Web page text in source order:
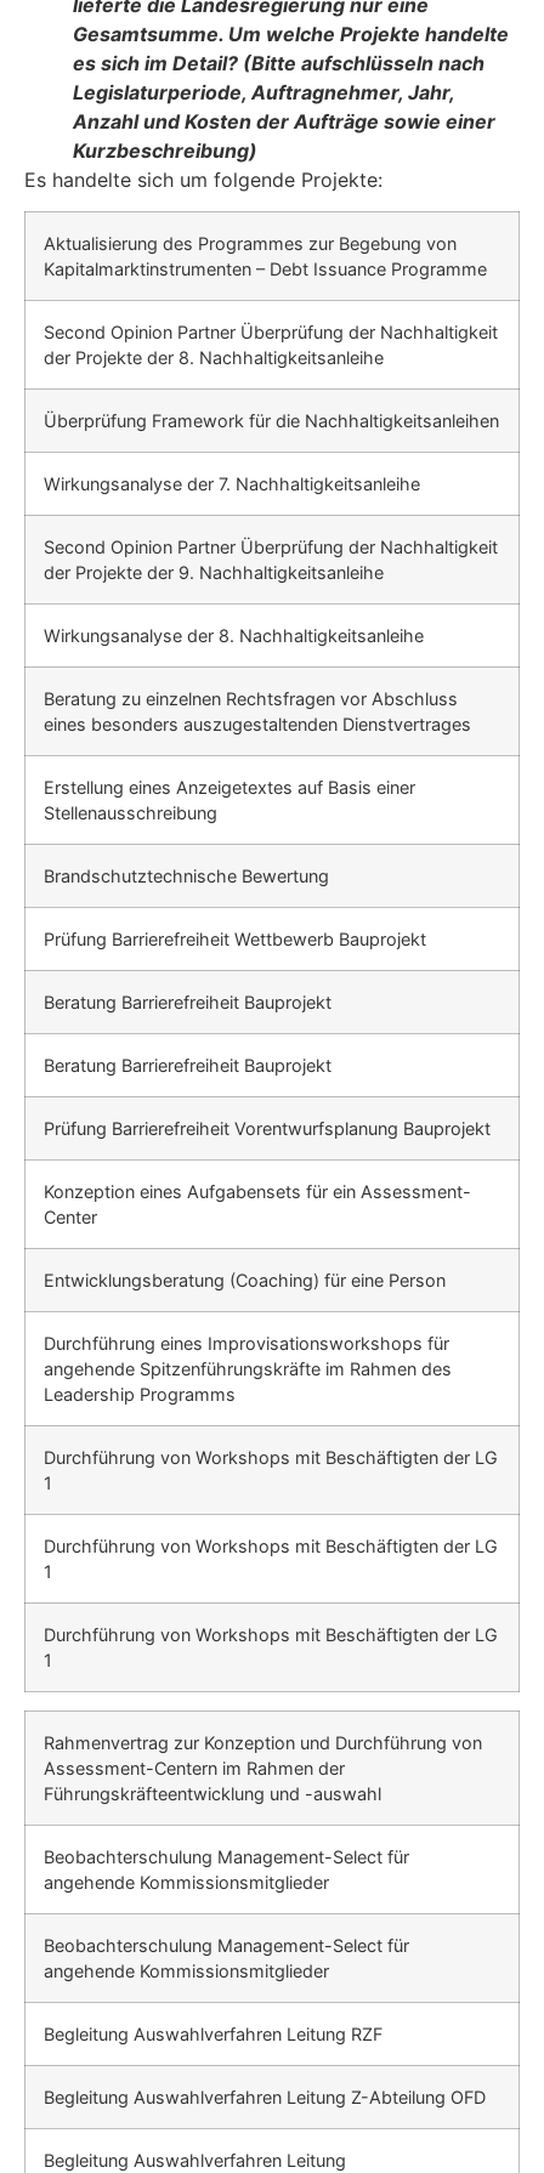
Gesamtsumme. Um welche Projekte han­delte
es sich im Detail? (Bitte aufschlüsseln nach
Legislaturperiode, Auftragneh­mer, Jahr,
Anzahl und Kosten der Aufträge sowie einer
Kurzbeschreibung)
Es handelte sich um folgende Projekte:
Aktualisierung des Programmes zur Begebung von
Kapitalmarktinstrumenten – Debt Issuance Programme
Second Opinion Partner Überprüfung der Nachhaltigkeit
der Projekte der 8. Nachhaltigkeitsanleihe
Überprüfung Framework für die Nachhaltigkeitsanleihen
Wirkungsanalyse der 7. Nachhaltigkeitsanleihe
Second Opinion Partner Überprüfung der Nachhaltigkeit
der Projekte der 9. Nachhaltigkeitsanleihe
Wirkungsanalyse der 8. Nachhaltigkeitsanleihe
Beratung zu einzelnen Rechtsfragen vor Abschluss
eines besonders auszu­gestaltenden Dienstvertrages
Erstellung eines Anzeigetextes auf Basis einer
Stellenausschreibung
Brandschutztechnische Bewertung
Prüfung Barrierefreiheit Wettbewerb Bauprojekt
Beratung Barrierefreiheit Bauprojekt
Beratung Barrierefreiheit Bauprojekt
Prüfung Barrierefreiheit Vorentwurfsplanung Bauprojekt
Konzeption eines Aufgabensets für ein Assessment-
Center
Entwicklungsberatung (Coaching) für eine Person
Durchführung eines Improvisationsworkshops für
angehende Spitzenfüh­rungskräfte im Rahmen des
Leadership Programms
Durchführung von Workshops mit Beschäftigten der LG
1
Durchführung von Workshops mit Beschäftigten der LG
1
Durchführung von Workshops mit Beschäftigten der LG
1
Rahmenvertrag zur Konzeption und Durchführung von
Assessment-Centern im Rahmen der
Führungskräfteentwicklung und -auswahl
Beobachterschulung Management-Select für
angehende Kommissionsmit­glieder
Beobachterschulung Management-Select für
angehende Kommissionsmit­glieder
Begleitung Auswahlverfahren Leitung RZF
Begleitung Auswahlverfahren Leitung Z-Abteilung OFD
Begleitung Auswahlverfahren Leitung